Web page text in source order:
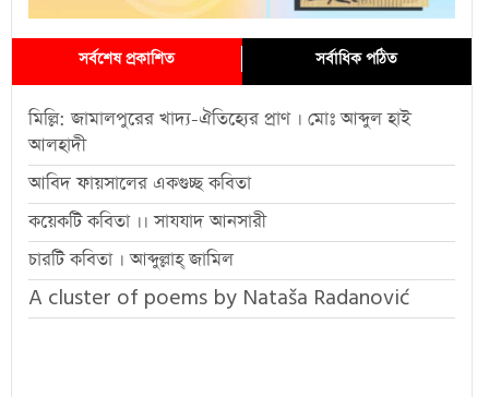
সর্বশেষ প্রকাশিত সর্বাধিক পঠিত
মিল্লি: জামালপুরের খাদ্য-ঐতিহ্যের প্রাণ । মোঃ আব্দুল হাই
আলহাদী
আবিদ ফায়সালের একগুচ্ছ কবিতা
কয়েকটি কবিতা ।। সাযযাদ আনসারী
চারটি কবিতা । আব্দুল্লাহ্ জামিল
A cluster of poems by Nataša Radanović